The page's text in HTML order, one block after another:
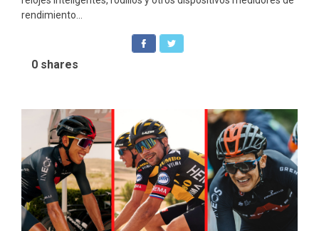
rendimiento...
0 shares